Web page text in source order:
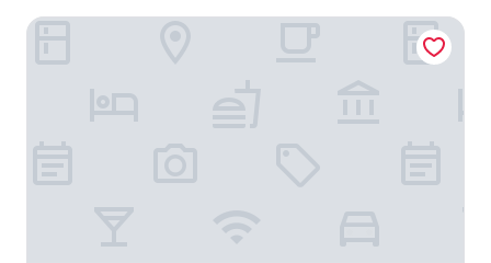
H10 Cambrils Playa